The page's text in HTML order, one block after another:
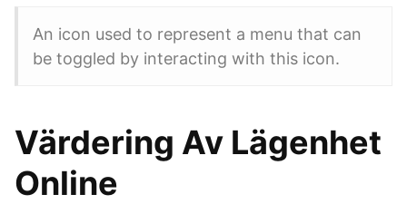
An icon used to represent a menu that can
be toggled by interacting with this icon.
Värdering Av Lägenhet
Online